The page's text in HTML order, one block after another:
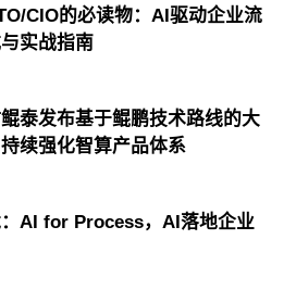
CIO的必读物：AI驱动企业流
实战指南
泰发布基于鲲鹏技术路线的大
续强化智算产品体系
AI for Process，AI落地企业